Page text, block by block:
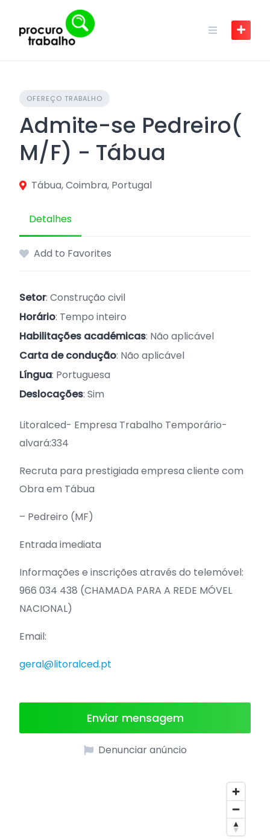
content
OFEREÇO TRABALHO
Admite-se Pedreiro(
M/F) - Tábua
Tábua, Coimbra, Portugal
Detalhes
Add to Favorites
Setor: Construção civil
Horário: Tempo inteiro
Habilitações académicas: Não aplicável
Carta de condução: Não aplicável
Língua: Portuguesa
Deslocações: Sim
Litoralced- Empresa Trabalho Temporário-
alvará:334
Recruta para prestigiada empresa cliente com
Obra em Tábua
– Pedreiro (MF)
Entrada imediata
Informações e inscrições através do telemóvel:
966 034 438 (CHAMADA PARA A REDE MÓVEL
NACIONAL)
Email:
geral@litoralced.pt
Enviar mensagem
Denunciar anúncio